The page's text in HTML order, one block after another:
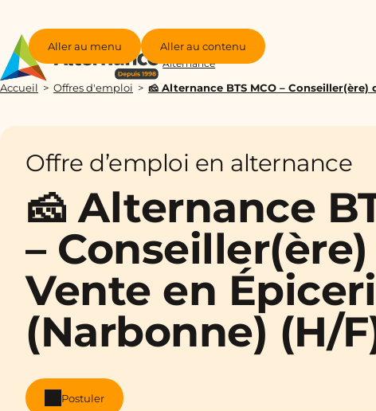
Aller au menu Aller au contenu
Groupe
Alternance
Accueil Offres d'emploi 🧀 Alternance BTS MCO –
Offre d’emploi en alternance
🧀 Alternance
–
Vente en
(Narbonne) (H/
Postuler